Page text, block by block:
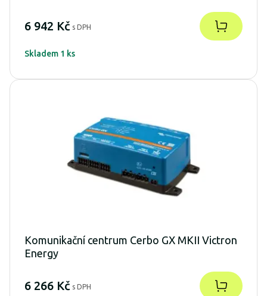
6 942 Kč s DPH
Skladem 1 ks
Komunikační centrum Cerbo GX MKII Victron
Energy
6 266 Kč s DPH